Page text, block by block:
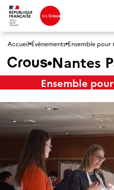
Accueil Évènements Ensemble pour
Nantes
Ensemble